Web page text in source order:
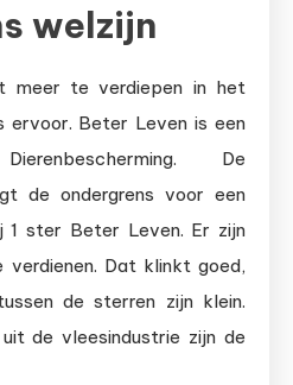
welzijn
meer te verdiepen in het
ervoor. Beter Leven is een
De
de ondergrens voor een
1 ster Beter Leven. Er zijn
Dat klinkt goed,
de sterren zijn klein.
de vleesindustrie zijn de